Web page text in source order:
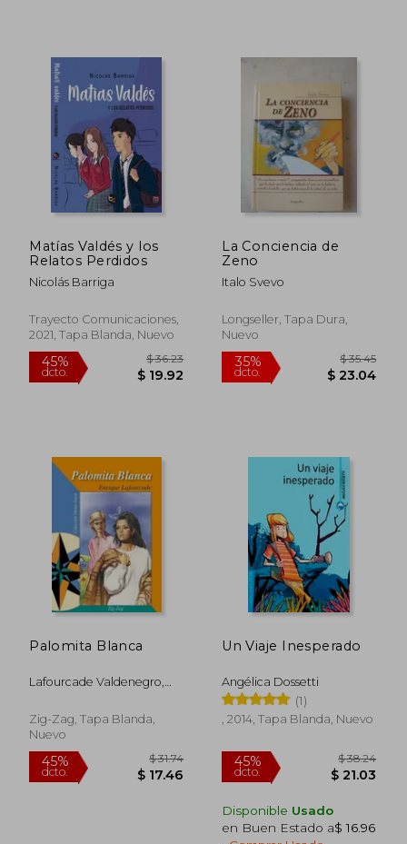
45%
dcto.
45% 40%
dcto.
Matías Valdés y los
Relatos Perdidos
Nicolás Barriga
Trayecto Comunicaciones,
2021, Tapa Blanda, Nuevo
La Conciencia de
Zeno
Italo Svevo
Longseller, Tapa Dura,
Nuevo
Palomita Blanca
Lafourcade Valdenegro,
Zig-Zag, Tapa Blanda,
Nuevo
Un Viaje Inesperado
Angélica Dossetti
(1)
, 2014, Tapa Blanda, Nuevo
Disponible Usado
en Buen Estado a$ 16.96